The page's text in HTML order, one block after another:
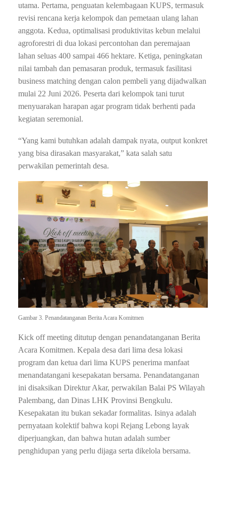
utama. Pertama, penguatan kelembagaan KUPS, termasuk
revisi rencana kerja kelompok dan pemetaan ulang lahan
anggota. Kedua, optimalisasi produktivitas kebun melalui
agroforestri di dua lokasi percontohan dan peremajaan
lahan seluas 400 sampai 466 hektare. Ketiga, peningkatan
nilai tambah dan pemasaran produk, termasuk fasilitasi
business matching dengan calon pembeli yang dijadwalkan
mulai 22 Juni 2026. Peserta dari kelompok tani turut
menyuarakan harapan agar program tidak berhenti pada
kegiatan seremonial.
“Yang kami butuhkan adalah dampak nyata, output konkret
yang bisa dirasakan masyarakat,” kata salah satu
perwakilan pemerintah desa.
Gambar 3. Penandatanganan Berita Acara Komitmen
Kick off meeting ditutup dengan penandatanganan Berita
Acara Komitmen. Kepala desa dari lima desa lokasi
program dan ketua dari lima KUPS penerima manfaat
menandatangani kesepakatan bersama. Penandatanganan
ini disaksikan Direktur Akar, perwakilan Balai PS Wilayah
Palembang, dan Dinas LHK Provinsi Bengkulu.
Kesepakatan itu bukan sekadar formalitas. Isinya adalah
pernyataan kolektif bahwa kopi Rejang Lebong layak
diperjuangkan, dan bahwa hutan adalah sumber
penghidupan yang perlu dijaga serta dikelola bersama.